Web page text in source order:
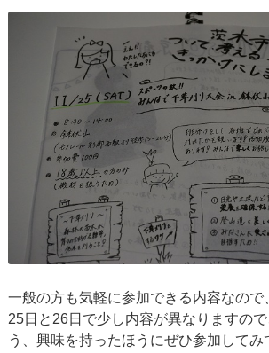
一般の方も気軽に参加できる内容なので
25日と26日で少し内容が異なりますの
う、興味を持ったほうにぜひ参加してみ